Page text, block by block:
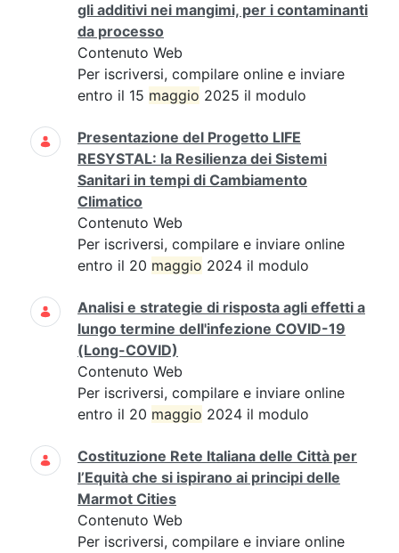
gli additivi nei mangimi, per i contaminanti
da processo
Contenuto Web
Per iscriversi, compilare online e inviare
entro il 15 maggio 2025 il modulo
Presentazione del Progetto LIFE
RESYSTAL: la Resilienza dei Sistemi
Sanitari in tempi di Cambiamento
Climatico
Contenuto Web
Per iscriversi, compilare e inviare online
entro il 20 maggio 2024 il modulo
Analisi e strategie di risposta agli effetti a
lungo termine dell'infezione COVID-19
(Long-COVID)
Contenuto Web
Per iscriversi, compilare e inviare online
entro il 20 maggio 2024 il modulo
Costituzione Rete Italiana delle Città per
l’Equità che si ispirano ai principi delle
Marmot Cities
Contenuto Web
Per iscriversi, compilare e inviare online